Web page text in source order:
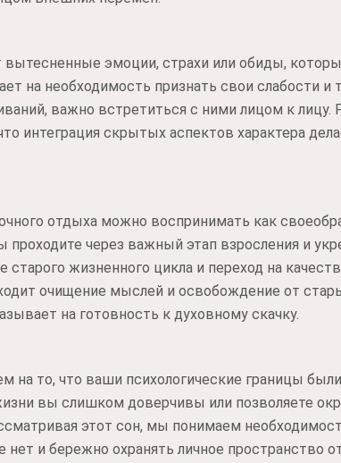
эмоции, страхи или обиды,
на необходимость признать свои слабости и
важно встретиться с ними лицом к лицу.
интеграция скрытых аспектов характера
отдыха можно воспринимать как
через важный этап взросления и
жизненного цикла и переход на
очищение мыслей и освобождение от
на готовность к духовному скачку.
на то, что ваши психологические границы
вы слишком доверчивы или позволяете
этот сон, мы понимаем
и бережно охранять личное пространство